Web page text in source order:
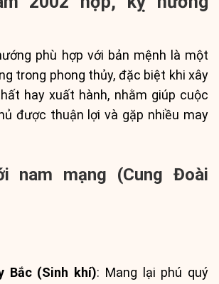
phù hợp với bản mệnh là một
trong phong thủy, đặc biệt khi xây
hay xuất hành, nhằm giúp cuộc
được thuận lợi và gặp nhiều may
nam mạng (Cung Đoài
Bắc (Sinh khí): Mang lại phú quý